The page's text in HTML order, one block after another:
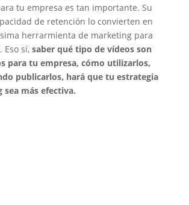
tu empresa es tan importante. Su
de retención lo convierten en
herrarmienta de marketing para
Eso sí, saber qué tipo de vídeos son
para tu empresa, cómo utilizarlos,
publicarlos, hará que tu estrategia
más efectiva.